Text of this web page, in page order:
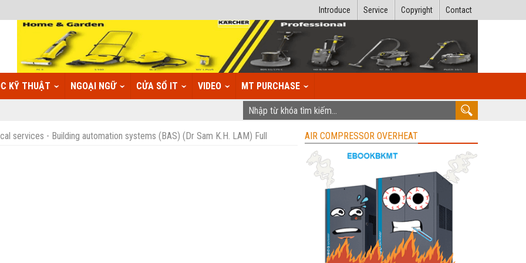
Contact
Copyright
Service
Introduce
KỸ THUẬT NGOẠI NGỮ CỬA SỔ IT VIDEO MT PURCHASE
services - Building automation systems (BAS) (Dr Sam K.H. LAM) Full AIR COMPRESSOR OVERHEAT